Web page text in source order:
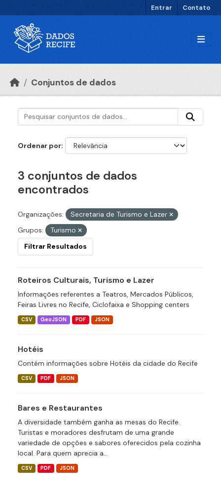
Entrar Contato
Conjuntos de dados
Ordenar por
3 conjuntos de dados
encontrados
Organizações:
Secretaria de Turismo e Lazer
Grupos:
Turismo
Filtrar Resultados
Roteiros Culturais, Turismo e Lazer
Informações referentes a Teatros, Mercados Públicos,
Feiras Livres no Recife, Ciclofaixa e Shopping centers
CSV GeoJSON PDF JSON
Hotéis
Contém informações sobre Hotéis da cidade do Recife
CSV PDF JSON
Bares e Restaurantes
A diversidade também ganha as mesas do Recife.
Turistas e moradores desfrutam de uma grande
variedade de opções e sabores oferecidos pela cozinha
local. Para quem aprecia a...
CSV PDF JSON